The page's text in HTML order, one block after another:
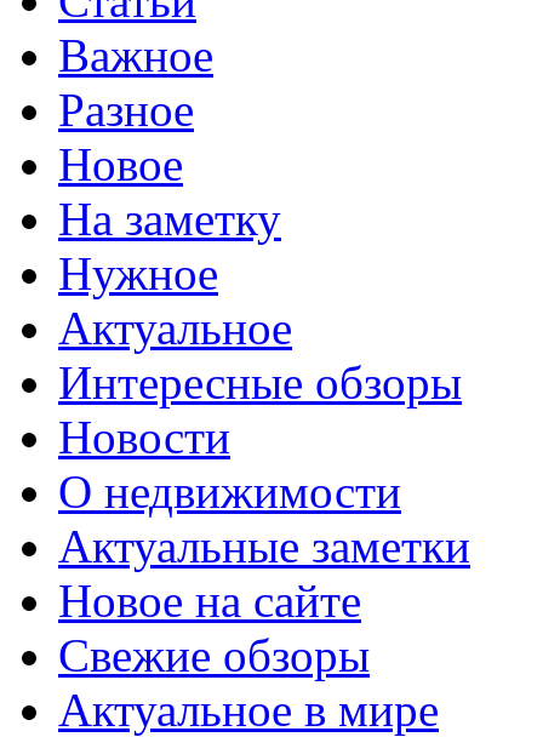
Важное
Разное
Новое
На заметку
Нужное
Актуальное
Интересные обзоры
Новости
О недвижимости
Актуальные заметки
Новое на сайте
Свежие обзоры
Актуальное в мире